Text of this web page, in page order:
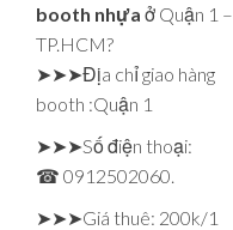
booth nhựa ở Quận 1 –
TP.HCM?
➤➤➤Địa chỉ giao hàng
booth :Quận 1
➤➤➤Số điện thoại:
☎ 0912502060.
➤➤➤Giá thuê: 200k/1